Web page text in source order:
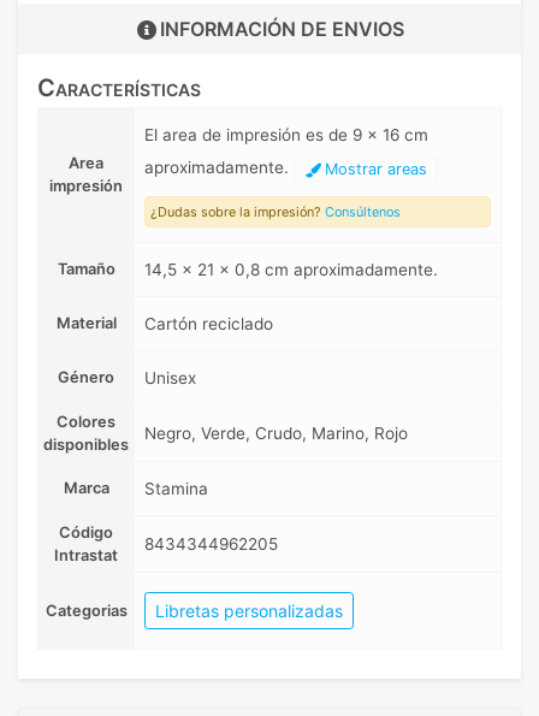
INFORMACIÓN DE ENVIOS
Características
Area
impresión
El area de impresión es de 9 x 16 cm
aproximadamente.
Mostrar areas
¿Dudas sobre la impresión? Consúltenos
Tamaño 14,5 x 21 x 0,8 cm aproximadamente.
Material Cartón reciclado
Género Unisex
Colores
disponibles
Negro, Verde, Crudo, Marino, Rojo
Marca Stamina
Código
Intrastat
8434344962205
Categorias Libretas personalizadas